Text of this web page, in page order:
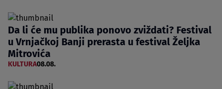
Da li će mu publika ponovo zviždati? Festival
u Vrnjačkoj Banji prerasta u festival Željka
Mitrovića
KULTURA08.08.